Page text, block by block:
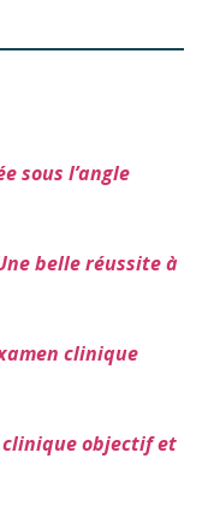
sous l’angle
belle réussite à
clinique
clinique objectif et